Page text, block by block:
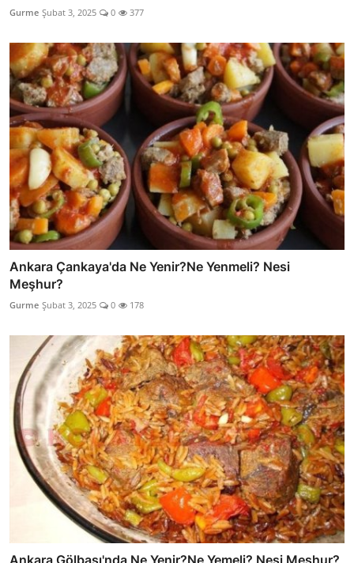
Gurme Şubat 3, 2025 0 377
Ankara Çankaya'da Ne Yenir?Ne Yenmeli? Nesi
Meşhur?
Gurme Şubat 3, 2025 0 178
Ankara Gölbaşı'nda Ne Yenir?Ne Yemeli? Nesi Meşhur?